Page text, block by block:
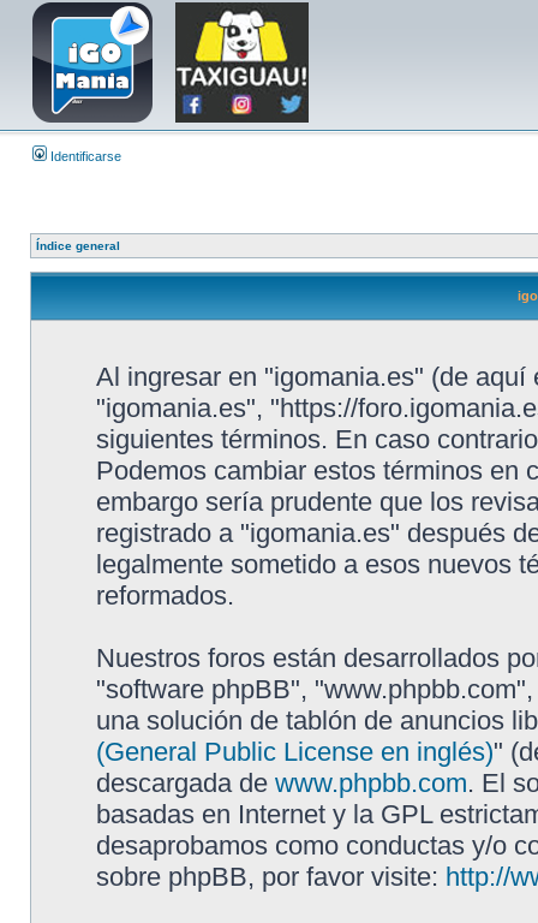
Identificarse
Índice general
Al ingresar en "igomania.es" (de
"igomania.es", "https://
siguientes términos. En caso
Podemos cambiar estos términos en
embargo sería prudente que los
registrado a "igomania.es" después
legalmente sometido a esos nuevos
reformados.
Nuestros foros están desarrollados
"software phpBB",
una solución de tablón de anuncios
(General Public License en inglés)"
descargada de www.phpbb.com. El
basadas en Internet y la GPL
desaprobamos como conductas y/o
sobre phpBB, por favor visite: http://